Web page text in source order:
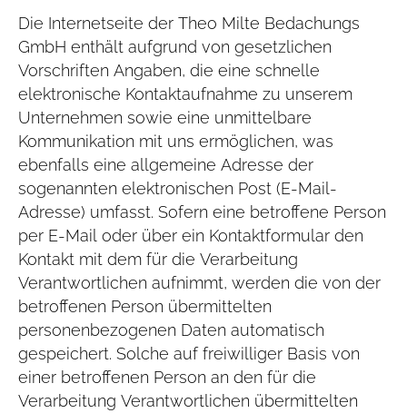
Die Internetseite der Theo Milte Bedachungs
GmbH enthält aufgrund von gesetzlichen
Vorschriften Angaben, die eine schnelle
elektronische Kontaktaufnahme zu unserem
Unternehmen sowie eine unmittelbare
Kommunikation mit uns ermöglichen, was
ebenfalls eine allgemeine Adresse der
sogenannten elektronischen Post (E-Mail-
Adresse) umfasst. Sofern eine betroffene Person
per E-Mail oder über ein Kontaktformular den
Kontakt mit dem für die Verarbeitung
Verantwortlichen aufnimmt, werden die von der
betroffenen Person übermittelten
personenbezogenen Daten automatisch
gespeichert. Solche auf freiwilliger Basis von
einer betroffenen Person an den für die
Verarbeitung Verantwortlichen übermittelten